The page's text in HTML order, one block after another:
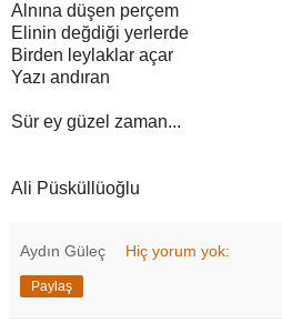
Alnına düşen perçem
Elinin değdiği yerlerde
Birden leylaklar açar
Yazı andıran
Sür ey güzel zaman...
Ali Püsküllüoğlu
Aydın Güleç Hiç yorum yok:
Paylaş